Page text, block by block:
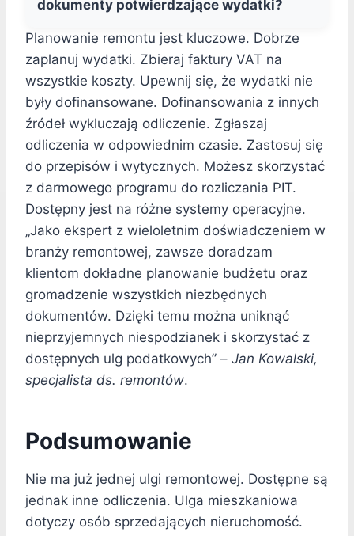
dokumenty potwierdzające wydatki?
Planowanie remontu jest kluczowe. Dobrze
zaplanuj wydatki. Zbieraj faktury VAT na
wszystkie koszty. Upewnij się, że wydatki nie
były dofinansowane. Dofinansowania z innych
źródeł wykluczają odliczenie. Zgłaszaj
odliczenia w odpowiednim czasie. Zastosuj się
do przepisów i wytycznych. Możesz skorzystać
z darmowego programu do rozliczania PIT.
Dostępny jest na różne systemy operacyjne.
„Jako ekspert z wieloletnim doświadczeniem w
branży remontowej, zawsze doradzam
klientom dokładne planowanie budżetu oraz
gromadzenie wszystkich niezbędnych
dokumentów. Dzięki temu można uniknąć
nieprzyjemnych niespodzianek i skorzystać z
dostępnych ulg podatkowych” – Jan Kowalski,
specjalista ds. remontów.
Podsumowanie
Nie ma już jednej ulgi remontowej. Dostępne są
jednak inne odliczenia. Ulga mieszkaniowa
dotyczy osób sprzedających nieruchomość.